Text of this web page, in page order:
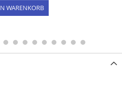
WARENKORB